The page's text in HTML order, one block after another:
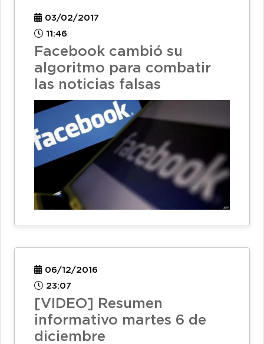
03/02/2017
11:46
Facebook cambió su
algoritmo para combatir
las noticias falsas
06/12/2016
23:07
[VIDEO] Resumen
informativo martes 6 de
diciembre